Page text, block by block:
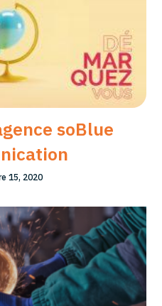
soBlue
15, 2020